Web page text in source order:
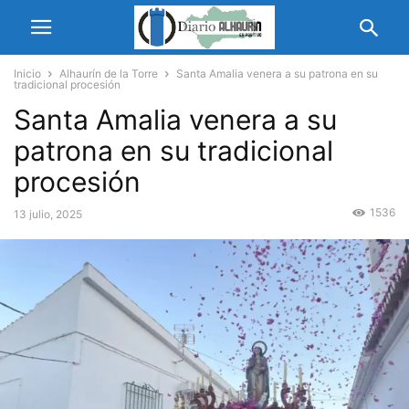
Inicio Alhaurín de la Torre
Santa Amalia venera a su patrona en su
tradicional procesión
Santa Amalia venera a su
patrona en su tradicional
procesión
13 julio, 2025 1536